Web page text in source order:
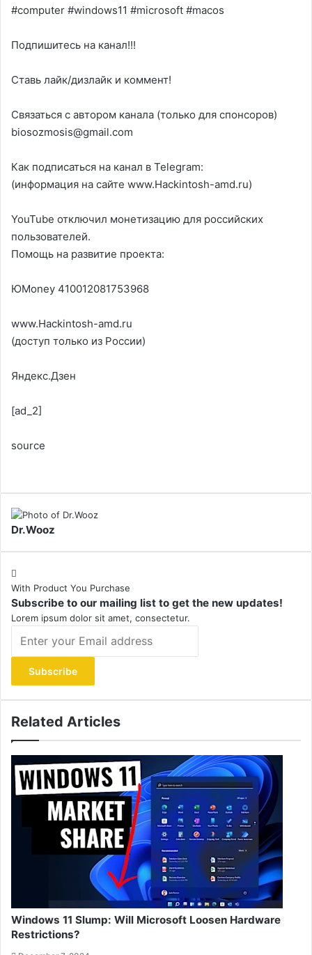
#computer #windows11 #microsoft #macos
Подпишитесь на канал!!!
Ставь лайк/дизлайк и коммент!
Связаться с автором канала (только для спонсоров)
biosozmosis@gmail.com
Как подписаться на канал в Telegram:
(информация на сайте www.Hackintosh-amd.ru)
YouTube отключил монетизацию для российских
пользователей.
Помощь на развитие проекта:
ЮMoney 410012081753968
www.Hackintosh-amd.ru
(доступ только из России)
Яндекс.Дзен
[ad_2]
source
Dr.Wooz
With Product You Purchase
Subscribe to our mailing list to get the new updates!
Lorem ipsum dolor sit amet, consectetur.
your
Email
address
Related Articles
Windows 11 Slump: Will Microsoft Loosen Hardware
Restrictions?